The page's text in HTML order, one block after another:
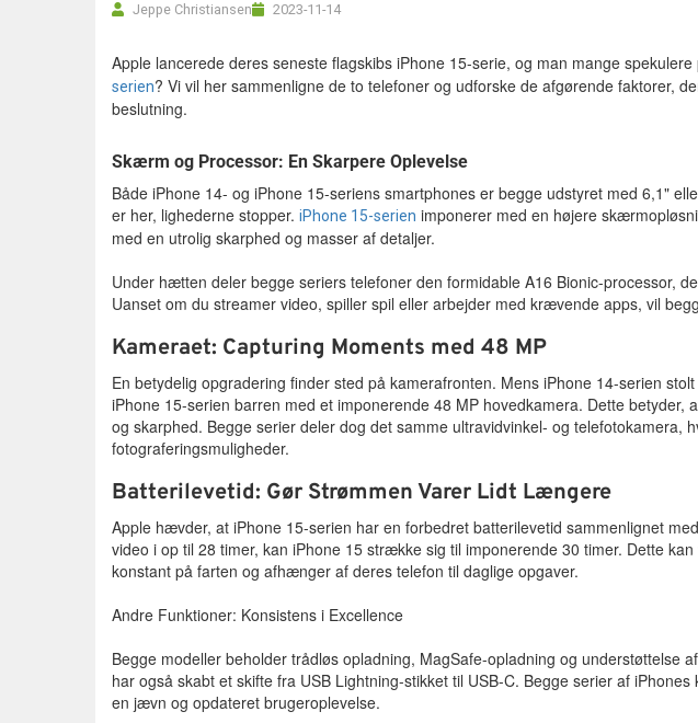
Jeppe Christiansen 2023-11-14
Apple lancerede deres seneste flagskibs iPhone 15-serie, og man mange
serien? Vi vil her sammenligne de to telefoner og udforske de afgørende faktorer,
beslutning.
Skærm og Processor: En Skarpere Oplevelse
Både iPhone 14- og iPhone 15-seriens smartphones er begge udstyret med 6,1"
er her, lighederne stopper. iPhone 15-serien imponerer med en højere
med en utrolig skarphed og masser af detaljer.
Under hætten deler begge seriers telefoner den formidable A16 Bionic-processor,
Uanset om du streamer video, spiller spil eller arbejder med krævende apps, vil
Kameraet: Capturing Moments med 48 MP
En betydelig opgradering finder sted på kamerafronten. Mens iPhone 14-serien
iPhone 15-serien barren med et imponerende 48 MP hovedkamera. Dette betyder,
og skarphed. Begge serier deler dog det samme ultravidvinkel- og telefotokamera,
fotograferingsmuligheder.
Batterilevetid: Gør Strømmen Varer Lidt Længere
Apple hævder, at iPhone 15-serien har en forbedret batterilevetid sammenlignet
video i op til 28 timer, kan iPhone 15 strække sig til imponerende 30 timer. Dette
konstant på farten og afhænger af deres telefon til daglige opgaver.
Andre Funktioner: Konsistens i Excellence
Begge modeller beholder trådløs opladning, MagSafe-opladning og understøttelse
har også skabt et skifte fra USB Lightning-stikket til USB-C. Begge serier af
en jævn og opdateret brugeroplevelse.